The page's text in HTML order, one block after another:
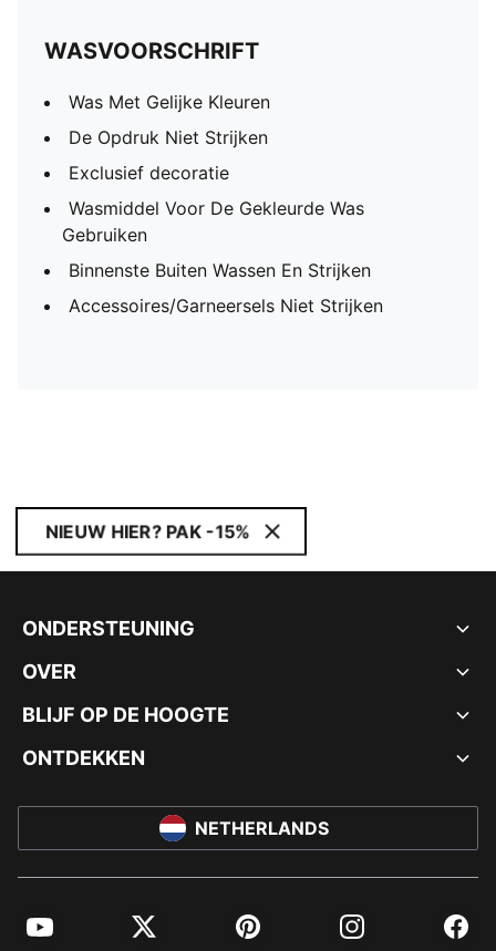
WASVOORSCHRIFT
Was Met Gelijke Kleuren
De Opdruk Niet Strijken
Exclusief decoratie
Wasmiddel Voor De Gekleurde Was
Gebruiken
Binnenste Buiten Wassen En Strijken
Accessoires/Garneersels Niet Strijken
NIEUW HIER? PAK -15%
ONDERSTEUNING
OVER
BLIJF OP DE HOOGTE
ONTDEKKEN
NETHERLANDS
YouTube Twitter Pinterest Instagram